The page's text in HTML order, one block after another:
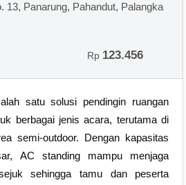
13, Panarung, Pahandut, Palangka
Rp 123.456
satu solusi pendingin ruangan
berbagai jenis acara, terutama di
semi-outdoor. Dengan kapasitas
AC standing mampu menjaga
sehingga tamu dan peserta